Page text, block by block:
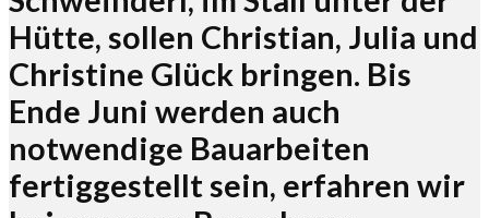
Hütte, sollen Christian, Julia und
Christine Glück bringen. Bis
Ende Juni werden auch
notwendige Bauarbeiten
fertiggestellt sein, erfahren wir